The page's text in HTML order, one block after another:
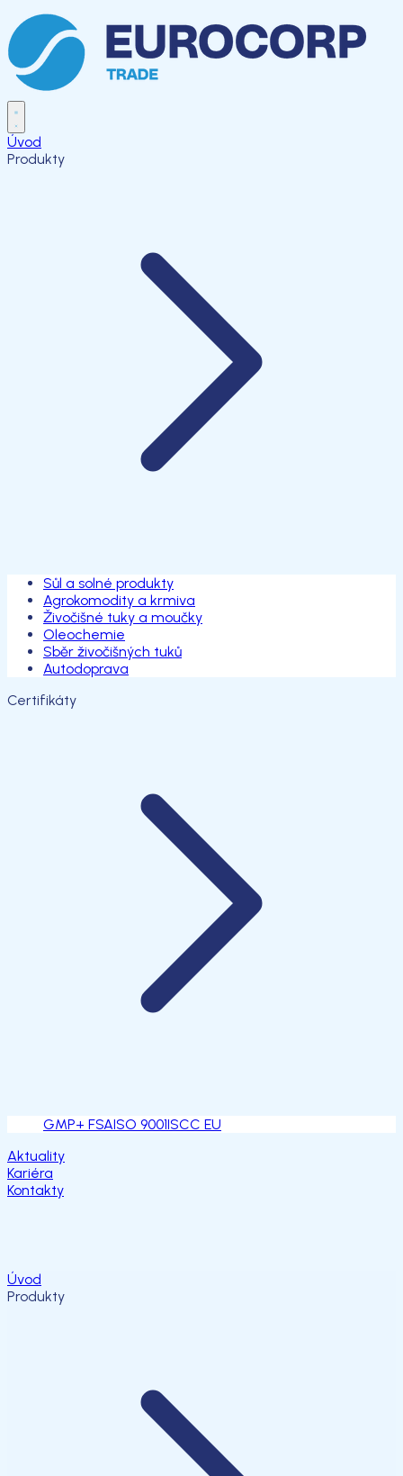
Úvod
Produkty
Sůl a solné produkty
Agrokomodity a krmiva
Živočišné tuky a moučky
Oleochemie
Sběr živočišných tuků
Autodoprava
Certifikáty
GMP+ FSAISO 9001ISCC EU
Aktuality
Kariéra
Kontakty
Úvod
Produkty